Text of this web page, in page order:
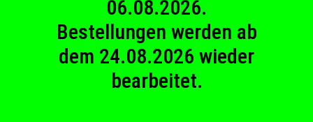
06.08.2026.
Bestellungen werden ab
dem 24.08.2026 wieder
bearbeitet.